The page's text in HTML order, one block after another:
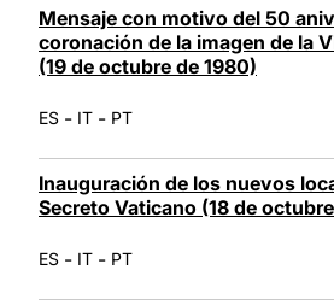
Mensaje con motivo del 50
coronación de la imagen de la
(19 de octubre de 1980)
ES - IT - PT
Inauguración de los nuevos
Secreto Vaticano (18 de
ES - IT - PT